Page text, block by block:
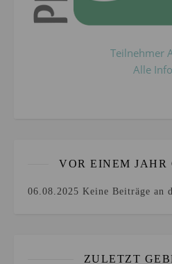
Teilnehmer
Alle
VOR EINEM JAHR
06.08.2025 Keine Beiträge an
ZULETZT